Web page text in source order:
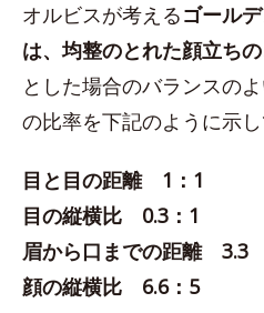
オルビスが考えるゴール
は、均整のとれた顔立ち
とした場合のバランスの
の比率を下記のように示し
目と目の距離 1：1
目の縦横比 0.3：1
眉から口までの距離 3.3
顔の縦横比 6.6：5